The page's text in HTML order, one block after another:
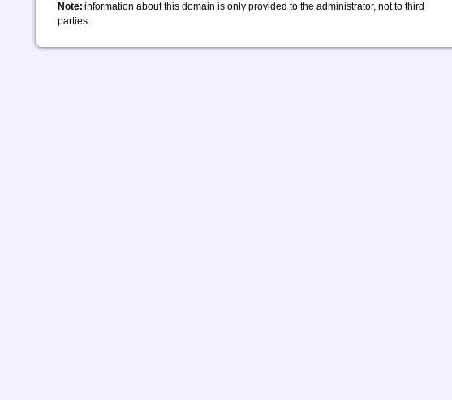
Note: information about this domain is only provided to the administrator, not to third
parties.